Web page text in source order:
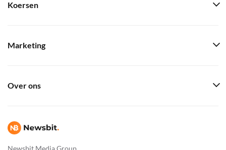
Newsbit Media Group
Koersen
Marketing
Over ons